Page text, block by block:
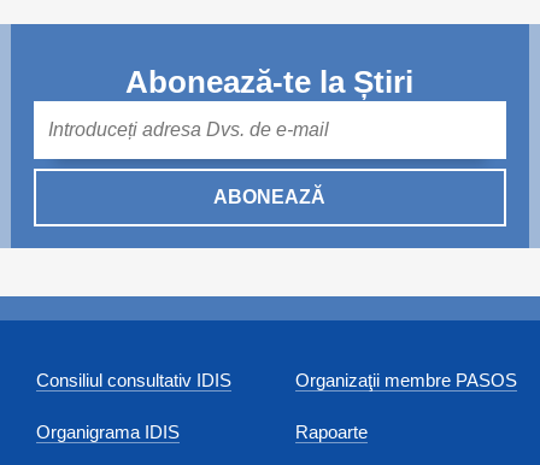
Abonează-te la Știri
ABONEAZĂ
Consiliul consultativ IDIS
Organigrama IDIS
Organizaţii membre PASOS
Rapoarte